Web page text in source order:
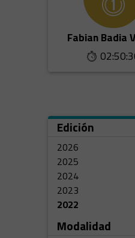
Fabian Badia
Edición
2026
2025
2024
2023
2022
Modalidad